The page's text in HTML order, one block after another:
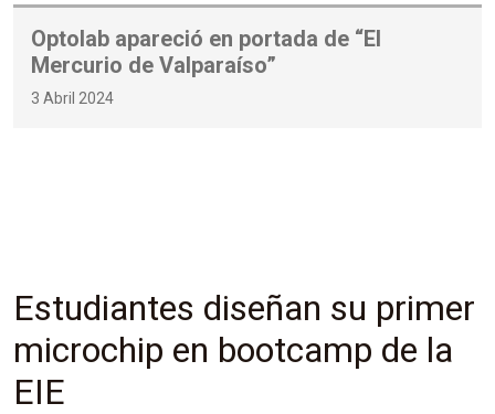
Optolab apareció en portada de “El
Mercurio de Valparaíso”
3 Abril 2024
Estudiantes diseñan su primer
microchip en bootcamp de la
EIE